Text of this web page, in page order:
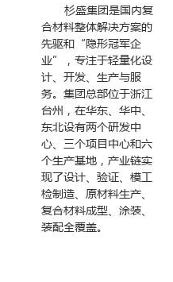
杉盛集团是国内复
合材料整体解决方案的
先驱和“隐形冠军企
业”，专注于轻量化设
计、开发、生产与服
务。集团总部位于浙江
台州，在华东、华中、
东北设有两个研发中
心、三个项目中心和六
个生产基地，产业链实
现了设计、验证、模工
检制造、原材料生产、
复合材料成型、涂装、
装配全覆盖。